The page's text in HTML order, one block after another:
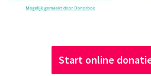
Start online